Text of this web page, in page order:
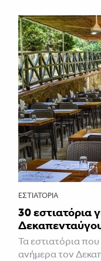
ΕΣΤΙΑΤΌΡΙΑ
30 εστιατόρια
Τα εστιατόρια
ανήμερα τον